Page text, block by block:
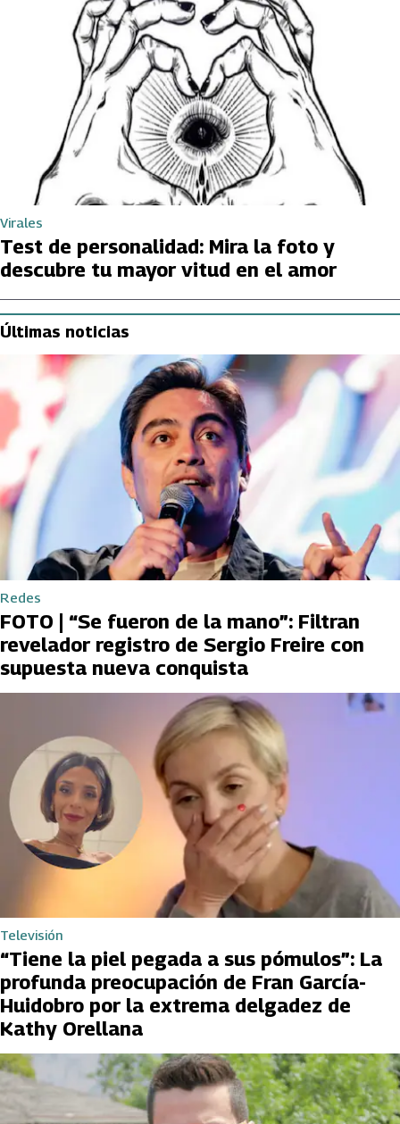
Virales
Test de personalidad: Mira la foto y
descubre tu mayor vitud en el amor
Últimas noticias
Redes
FOTO | “Se fueron de la mano”: Filtran
revelador registro de Sergio Freire con
supuesta nueva conquista
Televisión
“Tiene la piel pegada a sus pómulos”: La
profunda preocupación de Fran García-
Huidobro por la extrema delgadez de
Kathy Orellana